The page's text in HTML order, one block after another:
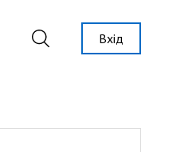
Вхід